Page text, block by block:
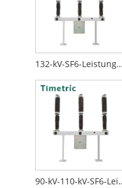
132-kV-SF6-Leistungsschalter
90-kV-110-